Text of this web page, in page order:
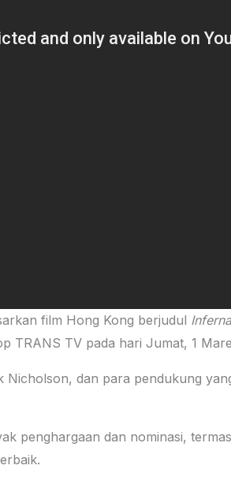
film Hong Kong berjudul
TRANS TV pada hari Jumat, 1
dan para pendukung
penghargaan dan nominasi,